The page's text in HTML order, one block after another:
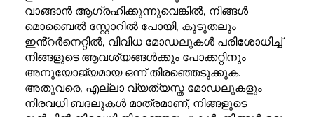
വാങ്ങാൻ ആഗ്രഹിക്കുന്നുവെങ്കിൽ, നിങ്ങൾ
മൊബൈൽ സ്റ്റോറിൽ പോയി, കൂടുതലും
ഇൻ്റർനെറ്റിൽ, വിവിധ മോഡലുകൾ പരിശോധിച്ച്
നിങ്ങളുടെ ആവശ്യങ്ങൾക്കും പോക്കറ്റിനും
അനുയോജ്യമായ ഒന്ന് തിരഞ്ഞെടുക്കുക.
അതുവരെ, എല്ലാ വ്യത്യസ്ത മോഡലുകളും
നിരവധി ബദലുകൾ മാത്രമാണ്, നിങ്ങളുടെ